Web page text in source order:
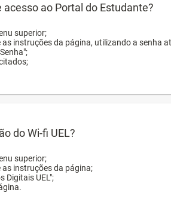
ao Portal do Estudante?
superior;
instruções da página, utilizando a senha
do Wi-fi UEL?
superior;
instruções da página;
Digitais UEL";